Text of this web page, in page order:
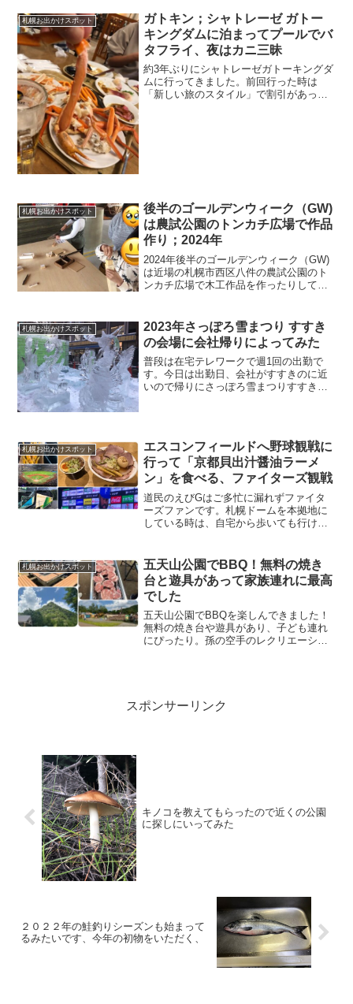
めてかもしれません。もう30年以上前に
道東は標津にあるサー...
札幌お出かけスポット
ガトキン；シャトレーゼ ガトー
キングダムに泊まってプールでバ
タフライ、夜はカニ三昧
約3年ぶりにシャトレーゼガトーキングダ
ムに行ってきました。前回行った時は
「新しい旅のスタイル」で割引があった
札幌お出かけスポット
後半のゴールデンウィーク（GW)
は農試公園のトンカチ広場で作品
作り；2024年
2024年後半のゴールデンウィーク（GW)
は近場の札幌市西区八件の農試公園のト
ンカチ広場で木工作品を作ったりして遊
（現在の農業・食品産業技術総合研究機
構北海道農...
札幌お出かけスポット
2023年さっぽろ雪まつり すすき
の会場に会社帰りによってみた
普段は在宅テレワークで週1回の出勤で
す。今日は出勤日、会社がすすきのに近
いので帰りにさっぽろ雪まつりすすきの
札幌お出かけスポット
エスコンフィールドへ野球観戦に
行って「京都貝出汁醤油ラーメ
ン」を食べる、ファイターズ観戦
道民のえびGはご多忙に漏れずファイタ
ーズファンです。札幌ドームを本拠地に
している時は、自宅から歩いても行けた
ィールドに引っ越してからは年に一回位
になったしましました。...
札幌お出かけスポット
五天山公園でBBQ！無料の焼き
台と遊具があって家族連れに最高
でした
五天山公園でBBQを楽しんできました！
無料の焼き台や遊具があり、子ども連れ
にぴったり。孫の空手のレクリエーショ
スポンサーリンク
キノコを教えてもらったので近くの公園
に探しにいってみた
２０２２年の鮭釣りシーズンも始まって
るみたいです、今年の初物をいただく、